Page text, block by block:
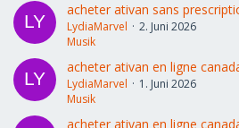
acheter ativan sans
LydiaMarvel
2. Juni 2026
Musik
acheter ativan en ligne
LydiaMarvel
1. Juni 2026
Musik
acheter ativan en ligne